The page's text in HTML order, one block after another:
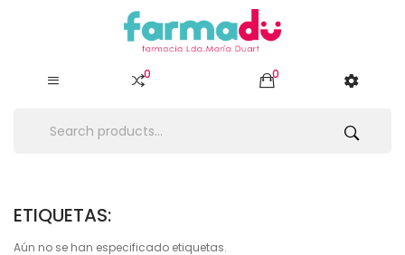
0 0
ETIQUETAS:
Aún no se han especificado etiquetas.